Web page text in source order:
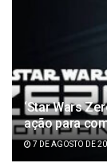
‘Star Wars
ação para
7 DE AGOSTO DE